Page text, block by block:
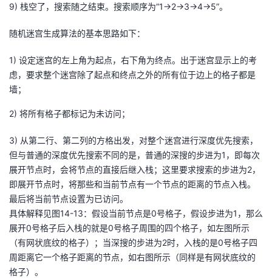
9) 栈空了，搜索随之结束。搜索顺序为“1->2->3->4->5”。
随机迷宫生成算法的基本思路如下：
1) 设定迷宫的左上角为起点，右下角为终点。出于迷宫显示上的考
虑，要求整个迷宫除了起点和终点之外的所有位于边上的格子都是
墙；
2) 将所有格子都标记为未访问；
3) 从第二行、第二列的方格出发， 对整个迷宫进行深度优先搜索，
但与普通的深度优先搜索不同的是，普通的深搜的步进为1 ，即每次
展开节点时，会将节点的直接后继入栈；这里要求搜索的步进为2，
即展开节点时，将那些和当前节点有一个节点的距离的节点入栈。
最后将当前节点设置为已访问。
具体解释见图14-13：假设当前节点是0号格子，假设步进为1 ，那么
展开0号格子后入栈的就是0号格子周围的四个格子，如左图所示
（有网状底纹的格子）；当深搜的步进为2时，入栈的是0号格子四
周距离它一个格子距离的节点，如右图所示（同样是有网状底纹的
格子）。